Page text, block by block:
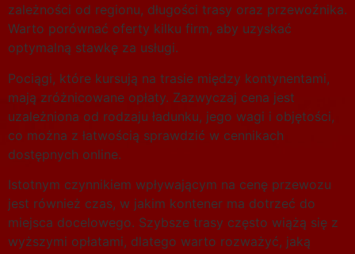
zależności od regionu, długości trasy oraz przewoźnika.
Warto porównać oferty kilku firm, aby uzyskać
optymalną stawkę za usługi.
Pociągi, które kursują na trasie między kontynentami,
mają zróżnicowane opłaty. Zazwyczaj cena jest
uzależniona od rodzaju ładunku, jego wagi i objętości,
co można z łatwością sprawdzić w cennikach
dostępnych online.
Istotnym czynnikiem wpływającym na cenę przewozu
jest również czas, w jakim kontener ma dotrzeć do
miejsca docelowego. Szybsze trasy często wiążą się z
wyższymi opłatami, dlatego warto rozważyć, jaką